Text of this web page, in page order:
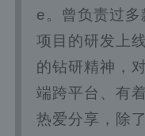
e。曾负责过
项目的研发上
的钻研精神，
端跨平台、有
热爱分享，除